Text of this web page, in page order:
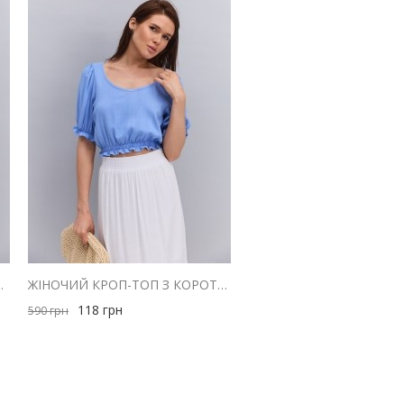
ГІРЧИЧНА ЖІНОЧИЙ КРОП-ТОП З КОРОТКИМИ РУКАВАМИ-ЛІХТАРИКАМИ БЛАКИТНИЙ
590грн 118 грн